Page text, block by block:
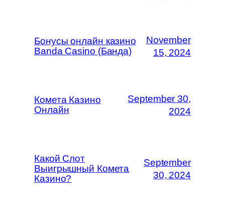
Бонусы онлайн казино
Banda Casino (Банда)
November
15, 2024
Комета Казино
Онлайн
September 30,
2024
Какой Слот
Выигрышный Комета
Казино?
September
30, 2024